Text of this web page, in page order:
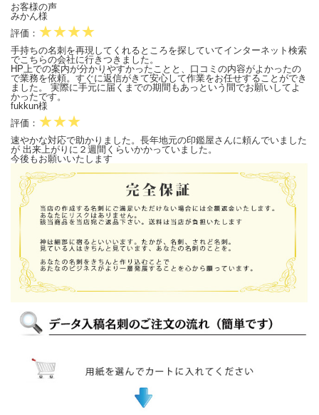
お客様の声
みかん様
評価： ★★★★
手持ちの名刺を再現してくれるところを探していてインターネット検索
でこちらの会社に行きつきました。
HP上での案内が分かりやすかったことと、口コミの内容がよかったの
で業務を依頼。すぐに返信がきて安心して作業をお任せすることができ
ました。 実際に手元に届くまでの期間もあっという間でお願いしてよ
かったです。
fukkun様
評価： ★★★
速やかな対応で助かりました。長年地元の印鑑屋さんに頼んでいました
が 出来上がりに２週間くらいかかっていました。
今後もお願いいたします